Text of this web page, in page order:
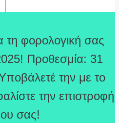
φορολογική σας
Προθεσμία: 31
την με το
την επιστροφή
σας!